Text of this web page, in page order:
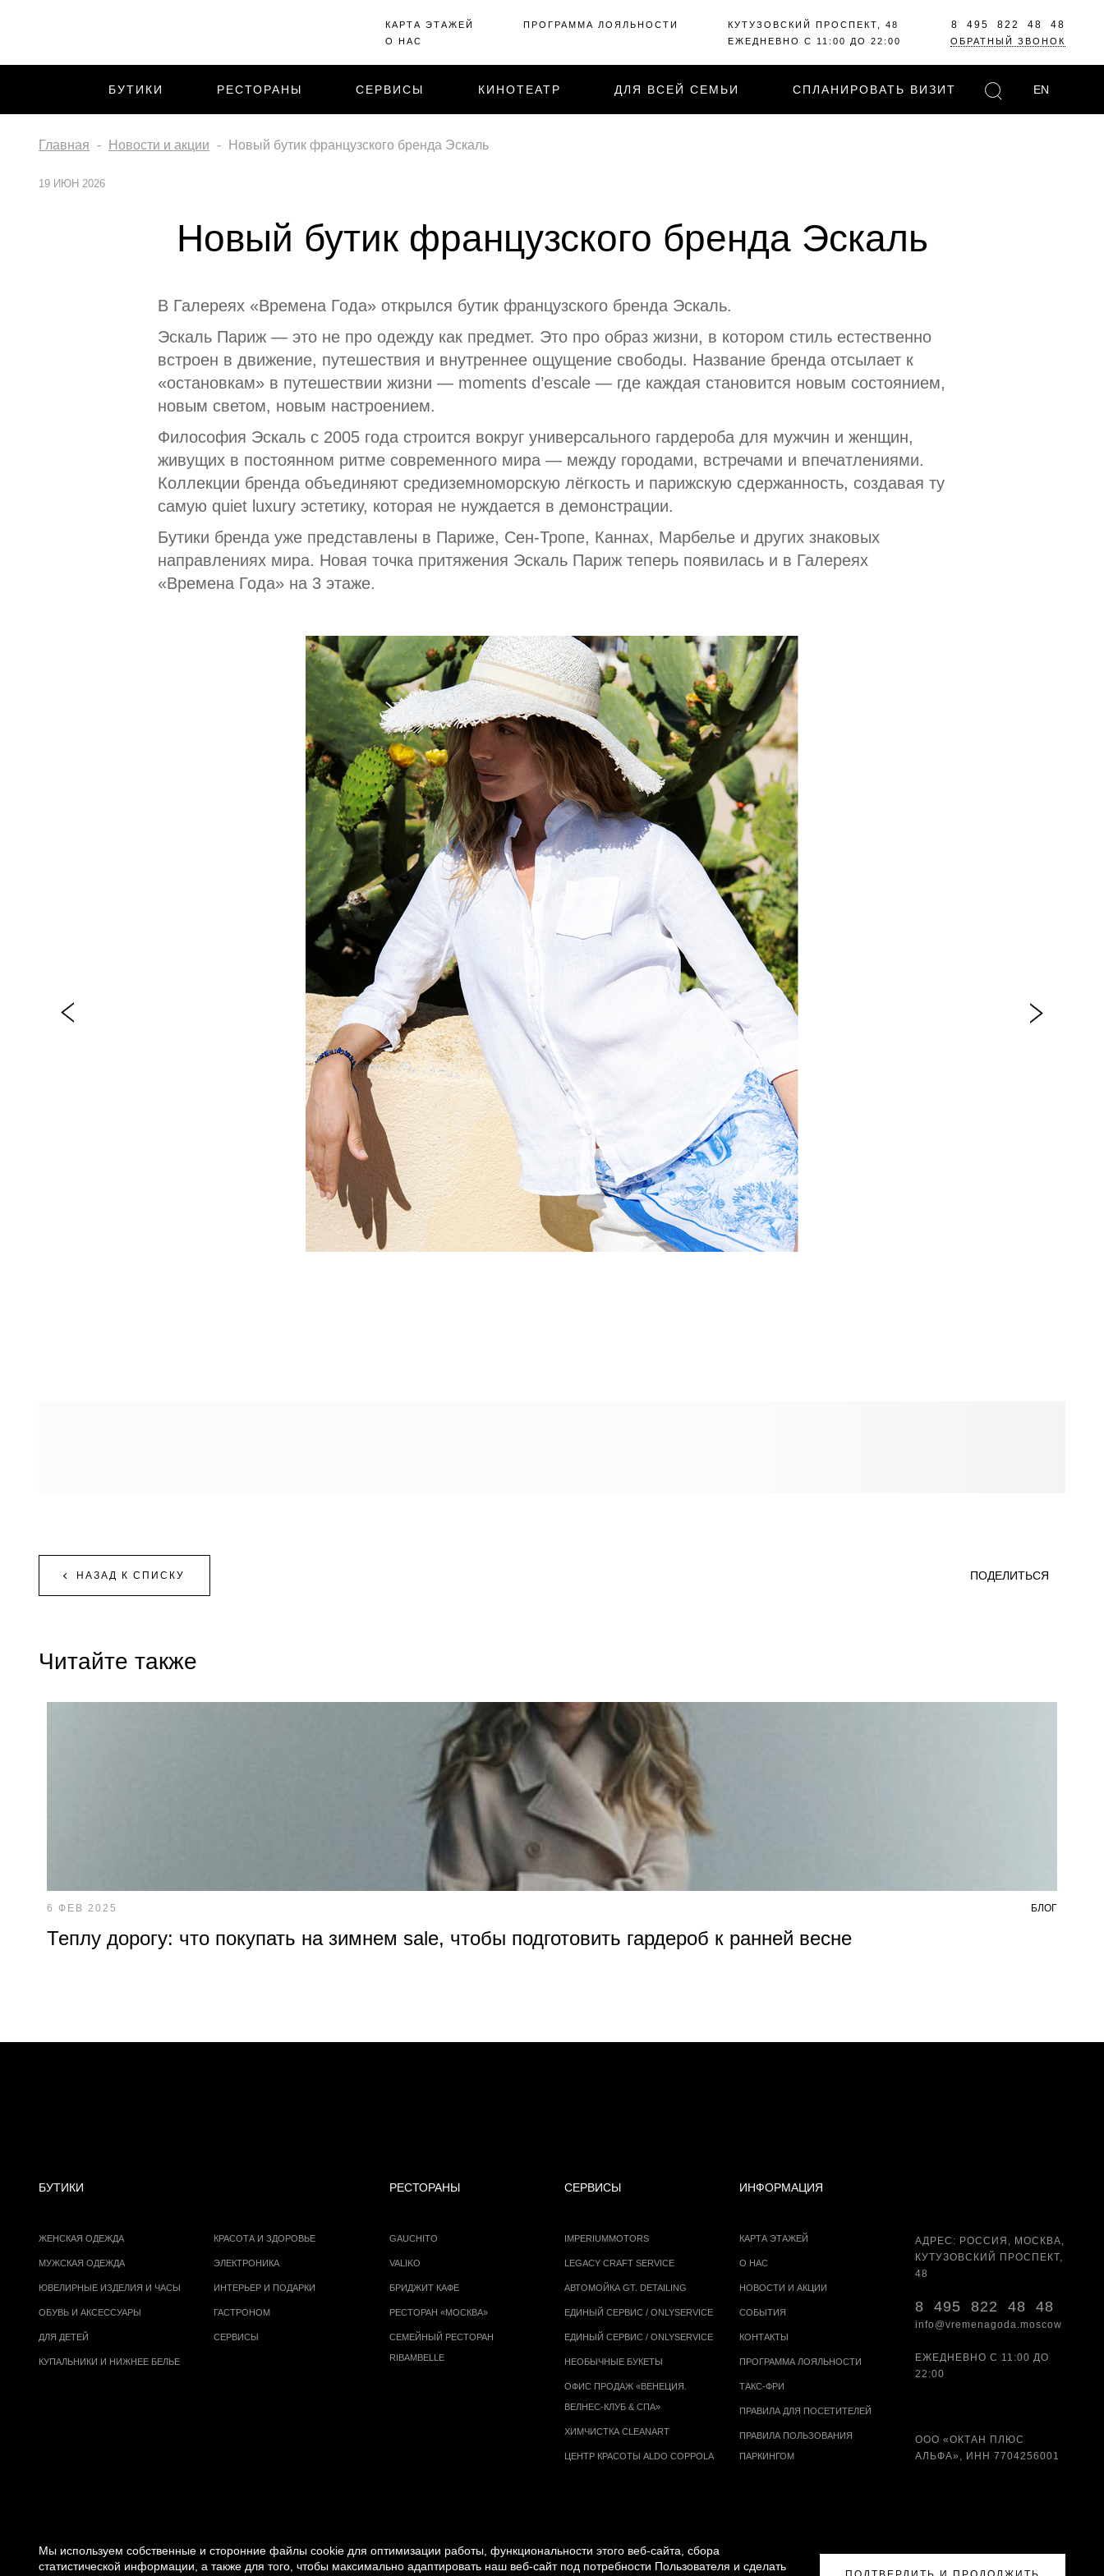
КАРТА ЭТАЖЕЙ
О НАС
ПРОГРАММА ЛОЯЛЬНОСТИ
КУТУЗОВСКИЙ ПРОСПЕКТ, 48
ЕЖЕДНЕВНО С 11:00 ДО 22:00
8 495 822 48 48
ОБРАТНЫЙ ЗВОНОК
БУТИКИ РЕСТОРАНЫ СЕРВИСЫ КИНОТЕАТР ДЛЯ ВСЕЙ СЕМЬИ СПЛАНИРОВАТЬ ВИЗИТ EN
Главная Новости и акции Новый бутик французского бренда Эскаль
19 ИЮН 2026
Новый бутик французского бренда Эскаль
В Галереях «Времена Года» открылся бутик французского бренда Эскаль.
Эскаль Париж — это не про одежду как предмет. Это про образ жизни, в котором стиль естественно
встроен в движение, путешествия и внутреннее ощущение свободы. Название бренда отсылает к
«остановкам» в путешествии жизни — moments d’escale — где каждая становится новым состоянием,
новым светом, новым настроением.
Философия Эскаль с 2005 года строится вокруг универсального гардероба для мужчин и женщин,
живущих в постоянном ритме современного мира — между городами, встречами и впечатлениями.
Коллекции бренда объединяют средиземноморскую лёгкость и парижскую сдержанность, создавая ту
самую quiet luxury эстетику, которая не нуждается в демонстрации.
Бутики бренда уже представлены в Париже, Сен-Тропе, Каннах, Марбелье и других знаковых
направлениях мира. Новая точка притяжения Эскаль Париж теперь появилась и в Галереях
«Времена Года» на 3 этаже.
НАЗАД К СПИСКУ ПОДЕЛИТЬСЯ
Читайте также
6 ФЕВ 2025 БЛОГ
Теплу дорогу: что покупать на зимнем sale, чтобы подготовить гардероб к ранней весне
БУТИКИ
ЖЕНСКАЯ ОДЕЖДА
МУЖСКАЯ ОДЕЖДА
ЮВЕЛИРНЫЕ ИЗДЕЛИЯ И ЧАСЫ
ОБУВЬ И АКСЕССУАРЫ
ДЛЯ ДЕТЕЙ
КУПАЛЬНИКИ И НИЖНЕЕ БЕЛЬЕ
КРАСОТА И ЗДОРОВЬЕ
ЭЛЕКТРОНИКА
ИНТЕРЬЕР И ПОДАРКИ
ГАСТРОНОМ
СЕРВИСЫ
РЕСТОРАНЫ
GAUCHITO
VALIKO
БРИДЖИТ КАФЕ
РЕСТОРАН «МОСКВА»
СЕМЕЙНЫЙ РЕСТОРАН
RIBAMBELLE
СЕРВИСЫ
IMPERIUMMOTORS
LEGACY CRAFT SERVICE
АВТОМОЙКА GT. DETAILING
ЕДИНЫЙ СЕРВИС / ONLYSERVICE
ЕДИНЫЙ СЕРВИС / ONLYSERVICE
НЕОБЫЧНЫЕ БУКЕТЫ
ОФИС ПРОДАЖ «ВЕНЕЦИЯ.
ВЕЛНЕС-КЛУБ & СПА»
ХИМЧИСТКА CLEANART
ЦЕНТР КРАСОТЫ ALDO COPPOLA
ИНФОРМАЦИЯ
КАРТА ЭТАЖЕЙ
О НАС
НОВОСТИ И АКЦИИ
СОБЫТИЯ
КОНТАКТЫ
ПРОГРАММА ЛОЯЛЬНОСТИ
ТАКС-ФРИ
ПРАВИЛА ДЛЯ ПОСЕТИТЕЛЕЙ
ПРАВИЛА ПОЛЬЗОВАНИЯ
ПАРКИНГОМ
АДРЕС: РОССИЯ, МОСКВА,
КУТУЗОВСКИЙ ПРОСПЕКТ,
48
8 495 822 48 48
info@vremenagoda.moscow
ЕЖЕДНЕВНО С 11:00 ДО
22:00
ООО «ОКТАН ПЛЮС
АЛЬФА», ИНН 7704256001
Мы используем собственные и сторонние файлы cookie для оптимизации работы, функциональности этого веб-сайта, сбора
статистической информации, а также для того, чтобы максимально адаптировать наш веб-сайт под потребности Пользователя и сделать